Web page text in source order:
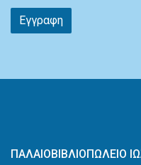
Εγγραφη
ΠΑΛΑΙΟΒΙΒΛΙΟΠΩΛΕΙΟ